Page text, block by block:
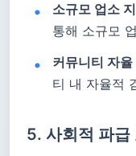
소규모 업소
통해 소규모
커뮤니티 자율
티 내 자율적
5. 사회적 파급